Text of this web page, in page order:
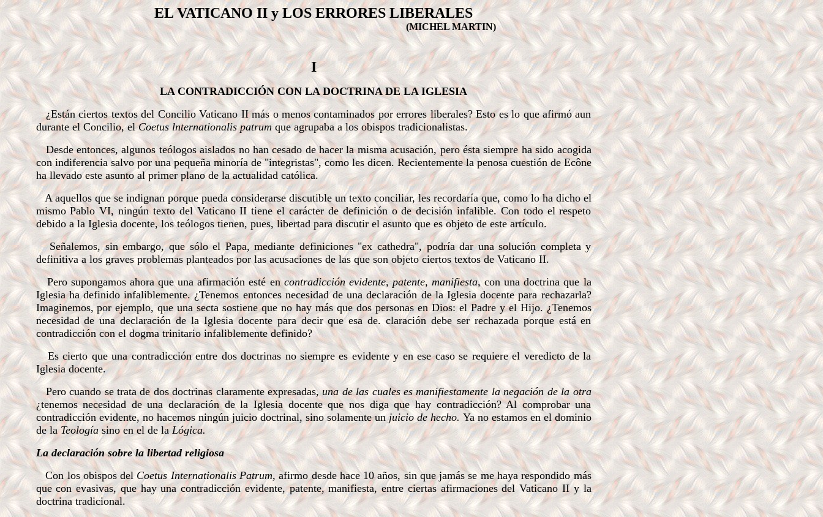
EL VATICANO II y LOS ERRORES LIBERALES
(MICHEL MARTIN)
I
LA CONTRADICCIÓN CON LA DOCTRINA DE LA IGLESIA
¿Están ciertos textos del Concilio Vaticano II más o menos contaminados por errores liberales? Esto es lo que afirmó aun
durante el Concilio, elCoetus lnternationalis patrum que agrupaba a los obispos tradicionalistas.
Desde entonces, algunos teólogos aislados no han cesado de hacer la misma acusación, pero ésta siempre ha sido acogida
con indiferencia salvo por una pequeña minoría de "integristas", como les dicen. Recientemente la penosa cuestión de Ecône
ha llevado este asunto al primer plano de la actualidad católica.
A aquellos que se indignan porque pueda considerarse discutible un texto conciliar, les recordaría que, como lo ha dicho el
mismo Pablo VI, ningún texto del Vaticano II tiene el carácter de definición o de decisión infalible. Con todo el respeto
debido a la Iglesia docente, los teólogos tienen, pues, libertad para discutir el asunto que es objeto de este artículo.
Señalemos, sin embargo, que sólo el Papa, mediante definiciones "ex cathedra", podría dar una solución completa y
definitiva a los graves problemas planteados por las acusaciones de las que son objeto ciertos textos de Vaticano II.
Pero supongamos ahora que una afirmación esté encontradicción evidente, patente, manifiesta,con una doctrina que la
Iglesia ha definido infaliblemente. ¿Tenemos entonces necesidad de una declaración de la Iglesia docente para rechazarla?
Imaginemos, por ejemplo, que una secta sostiene que no hay más que dos personas en Dios: el Padre y el Hijo. ¿Tenemos
necesidad de una declaración de la Iglesia docente para decir que esa de. claración debe ser rechazada porque está en
contradicción con el dogma trinitario infaliblemente definido?
Es cierto que una contradicción entre dos doctrinas no siempre es evidente y en ese caso se requiere el veredicto de la
Iglesia docente.
Pero cuando se trata de dos doctrinas claramente expresadas,una de las cuales es manifiestamente la negación de la otra
¿tenemos necesidad de una declaración de la Iglesia docente que nos diga que hay contradicción? Al comprobar una
contradicción evidente, no hacemos ningún juicio doctrinal, sino solamente unjuicio de hecho. Ya no estamos en el dominio
de la Teología sino en el de laLógica.
La declaración sobre la libertad religiosa
Con los obispos del Coetus Internationalis Patrum,afirmo desde hace 10 años, sin que jamás se me haya respondido más
que con evasivas, que hay una contradicción evidente, patente, manifiesta, entre ciertas afirmaciones del Vaticano II y la
doctrina tradicional.